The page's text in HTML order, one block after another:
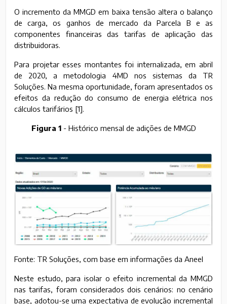
O incremento da MMGD em baixa tensão altera o balanço
de carga, os ganhos de mercado da Parcela B e as
componentes financeiras das tarifas de aplicação das
distribuidoras.
Para projetar esses montantes foi internalizada, em abril
de 2020, a metodologia 4MD nos sistemas da TR
Soluções. Na mesma oportunidade, foram apresentados os
efeitos da redução do consumo de energia elétrica nos
cálculos tarifários [1].
Figura 1- Histórico mensal de adições de MMGD
Fonte: TR Soluções, com base em informações da Aneel
Neste estudo, para isolar o efeito incremental da MMGD
nas tarifas, foram considerados dois cenários: no cenário
base, adotou-se uma expectativa de evolução incremental